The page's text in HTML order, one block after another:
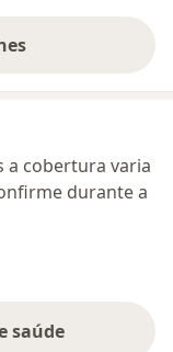
a cobertura varia
durante a
saúde